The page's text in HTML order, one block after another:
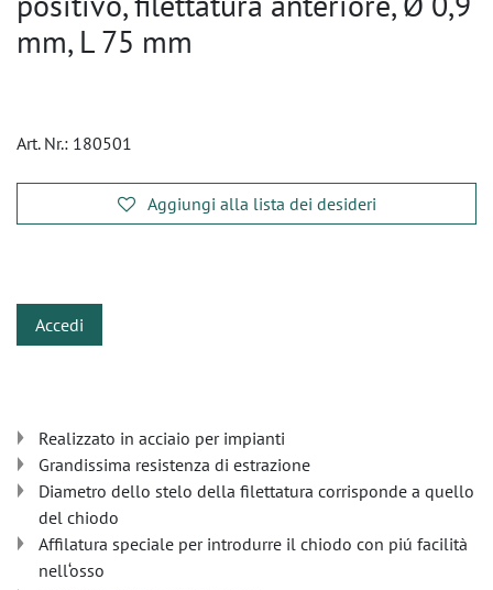
mm, L 75 mm
Art. Nr.: 180501
Aggiungi alla lista dei desideri
Accedi
Realizzato in acciaio per impianti
Grandissima resistenza di estrazione
Diametro dello stelo della filettatura corrisponde a quello
del chiodo
Affilatura speciale per introdurre il chiodo con piú facilità
nell‘osso